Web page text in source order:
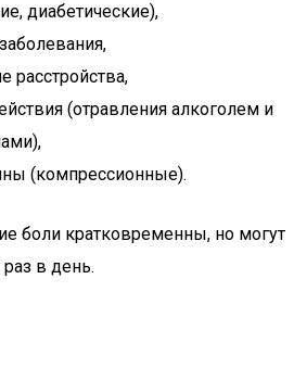
диабетические),
расстройства,
(отравления алкоголем и
(компрессионные).
боли кратковременны, но могут
в день.